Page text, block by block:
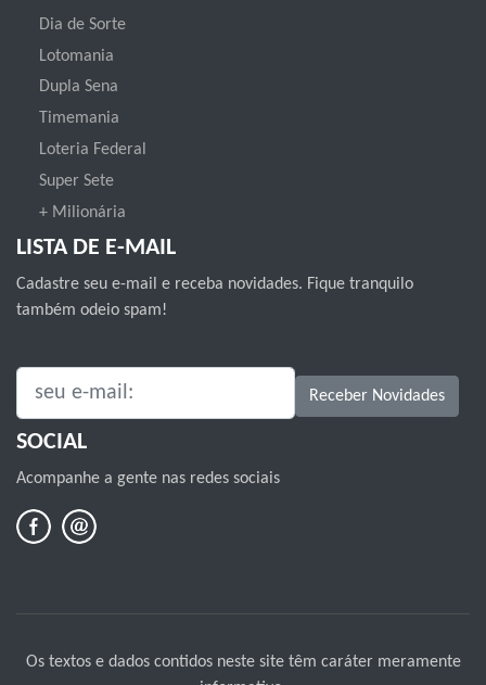
Dia de Sorte
Lotomania
Dupla Sena
Timemania
Loteria Federal
Super Sete
+ Milionária
LISTA DE E-MAIL
Cadastre seu e-mail e receba novidades. Fique tranquilo
também odeio spam!
SEU E-MAIL: Receber Novidades
SOCIAL
Acompanhe a gente nas redes sociais
Os textos e dados contidos neste site têm caráter meramente